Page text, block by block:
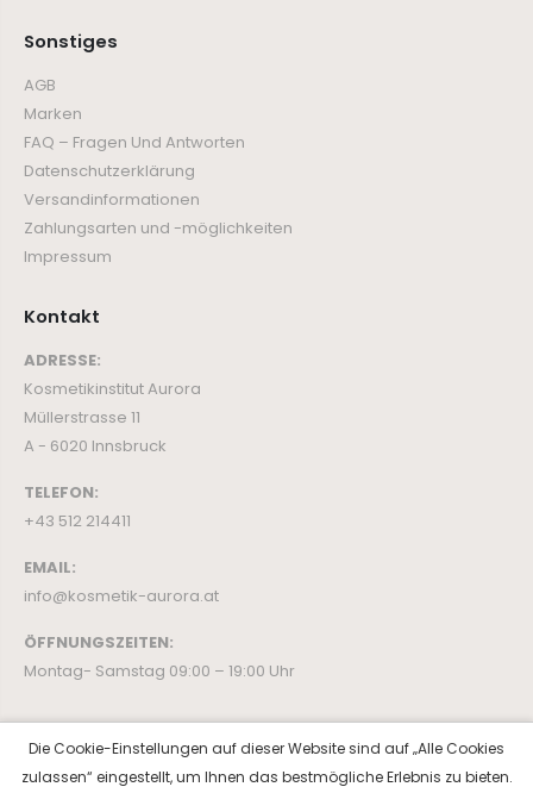
Sonstiges
AGB
Marken
FAQ – Fragen Und Antworten
Datenschutzerklärung
Versandinformationen
Zahlungsarten und -möglichkeiten
Impressum
Kontakt
ADRESSE:
Kosmetikinstitut Aurora
Müllerstrasse 11
A - 6020 Innsbruck
TELEFON:
+43 512 214411
EMAIL:
info@kosmetik-aurora.at
ÖFFNUNGSZEITEN:
Montag- Samstag 09:00 – 19:00 Uhr
Die Cookie-Einstellungen auf dieser Website sind auf „Alle Cookies
zulassen“ eingestellt, um Ihnen das bestmögliche Erlebnis zu bieten.